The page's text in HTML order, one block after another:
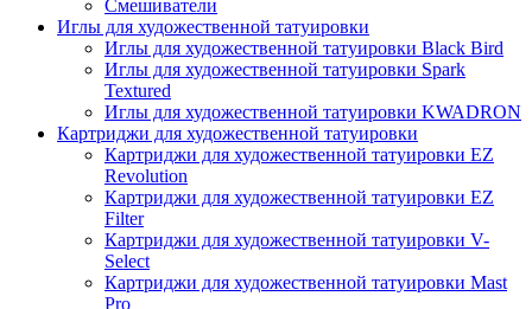
Смешиватели
Иглы для художественной татуировки
Иглы для художественной татуировки Black Bird
Иглы для художественной татуировки Spark
Textured
Иглы для художественной татуировки KWADRON
Картриджи для художественной татуировки
Картриджи для художественной татуировки EZ
Revolution
Картриджи для художественной татуировки EZ
Filter
Картриджи для художественной татуировки V-
Select
Картриджи для художественной татуировки Mast
Pro